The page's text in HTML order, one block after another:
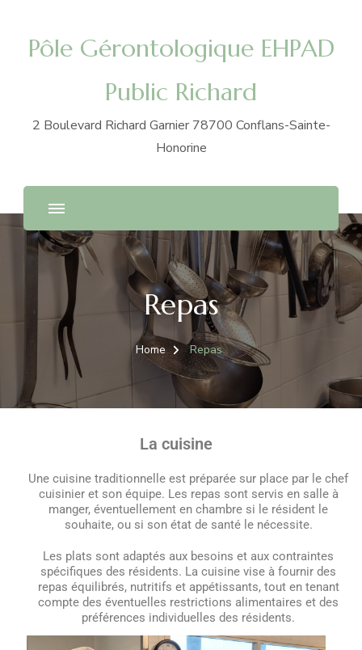
Pôle Gérontologique EHPAD
Public Richard
2 Boulevard Richard Garnier 78700 Conflans-Sainte-
Honorine
Repas
Home Repas
La cuisine
Une cuisine traditionnelle est préparée sur place par le chef
cuisinier et son équipe. Les repas sont servis en salle à
manger, éventuellement en chambre si le résident le
souhaite, ou si son état de santé le nécessite.
Les plats sont adaptés aux besoins et aux contraintes
spécifiques des résidents. La cuisine vise à fournir des
repas équilibrés, nutritifs et appétissants, tout en tenant
compte des éventuelles restrictions alimentaires et des
préférences individuelles des résidents.